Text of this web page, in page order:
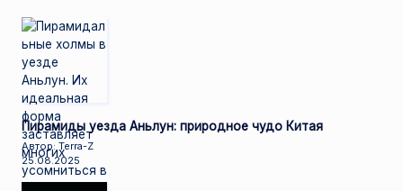
Пирамиды уезда Аньлун: природное чудо Китая
Автор: Terra-Z
25.08.2025